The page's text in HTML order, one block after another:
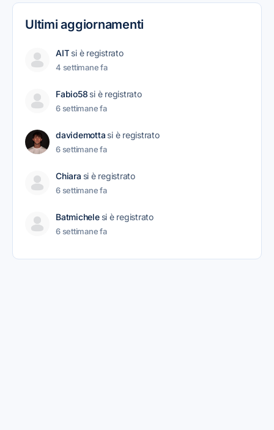
Ultimi aggiornamenti
AIT si è registrato
4 settimane fa
Fabio58 si è registrato
6 settimane fa
davidemotta si è registrato
6 settimane fa
Chiara si è registrato
6 settimane fa
Batmichele si è registrato
6 settimane fa